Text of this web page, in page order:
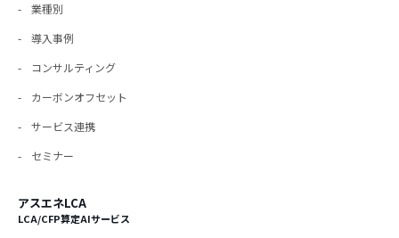
業種別
導入事例
コンサルティング
カーボンオフセット
サービス連携
セミナー
アスエネLCA
LCA/CFP算定AIサービス